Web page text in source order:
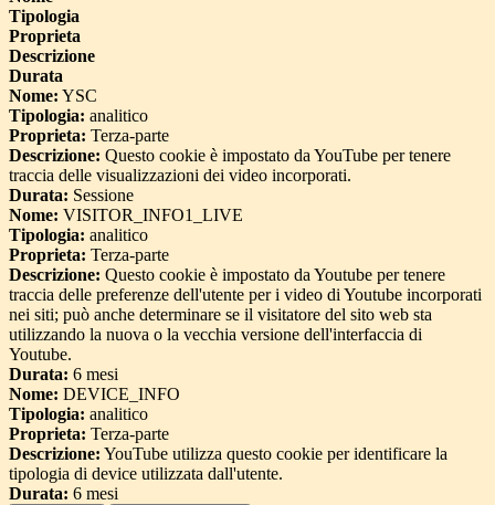
Tipologia
Proprieta
Descrizione
Durata
Nome: YSC
Tipologia: analitico
Proprieta: Terza-parte
Descrizione: Questo cookie è impostato da YouTube per tenere
traccia delle visualizzazioni dei video incorporati.
Durata: Sessione
Nome: VISITOR_INFO1_LIVE
Tipologia: analitico
Proprieta: Terza-parte
Descrizione: Questo cookie è impostato da Youtube per tenere
traccia delle preferenze dell'utente per i video di Youtube incorporati
nei siti; può anche determinare se il visitatore del sito web sta
utilizzando la nuova o la vecchia versione dell'interfaccia di
Youtube.
Durata: 6 mesi
Nome: DEVICE_INFO
Tipologia: analitico
Proprieta: Terza-parte
Descrizione: YouTube utilizza questo cookie per identificare la
tipologia di device utilizzata dall'utente.
Durata: 6 mesi